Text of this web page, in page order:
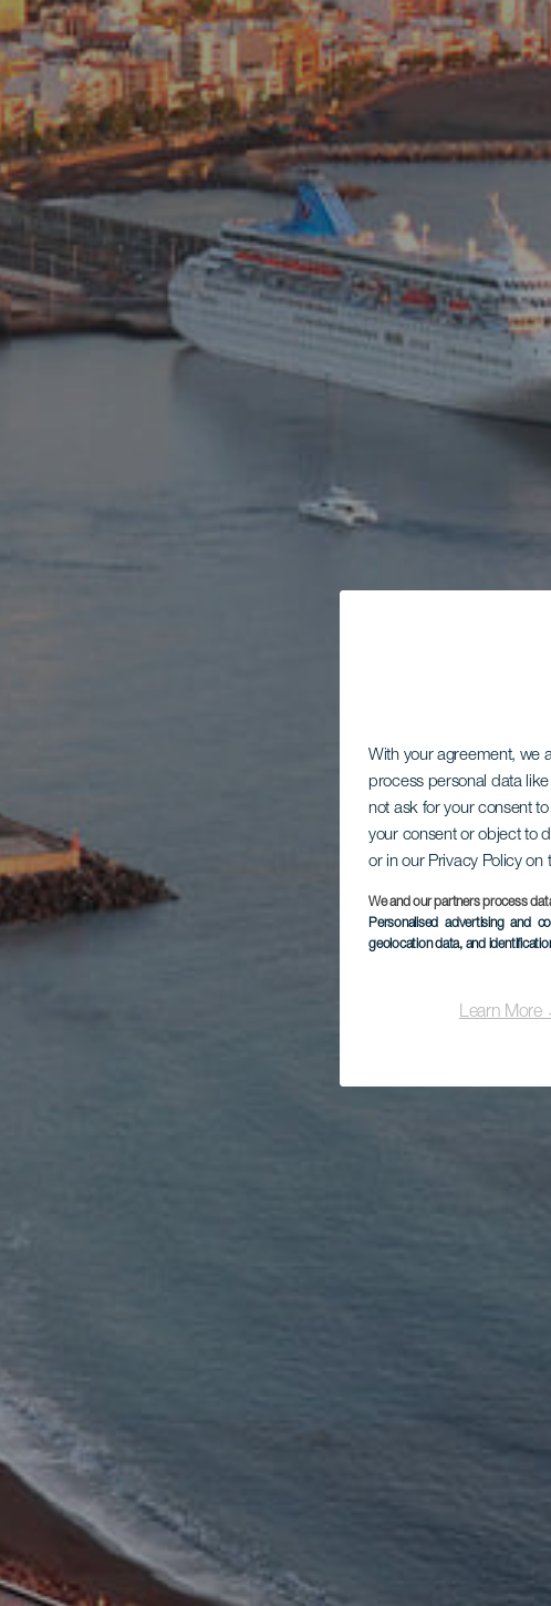
With your agreement, we
process personal data
not ask for your consent
your consent or object to
or in our Privacy Policy on
We and our partners process
Personalised advertising and
geolocation data, and
Learn